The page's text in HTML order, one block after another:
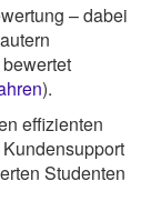
– dabei
bewertet
).
effizienten
Studenten